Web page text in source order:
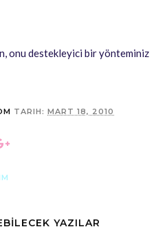
onu destekleyici bir yönteminiz
TARIH: MART 18, 2010
YAZILAR